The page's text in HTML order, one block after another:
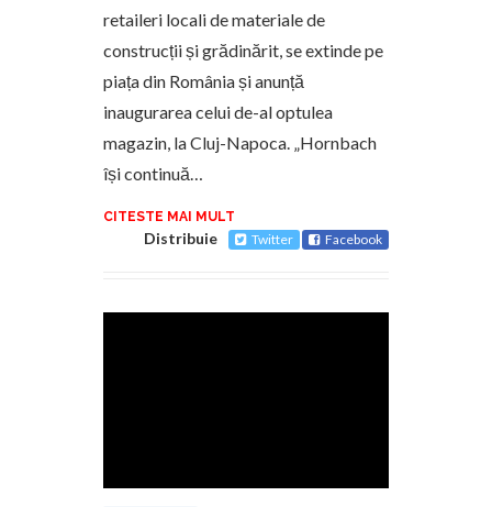
retaileri locali de materiale de
construcții și grădinărit, se extinde pe
piața din România și anunță
inaugurarea celui de-al optulea
magazin, la Cluj-Napoca. „Hornbach
își continuă…
CITESTE MAI MULT
Distribuie Twitter Facebook